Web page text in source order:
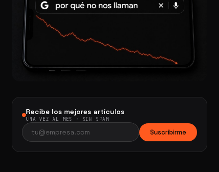
Recibe los mejores artículos
UNA VEZ AL MES · SIN SPAM
Suscribirme